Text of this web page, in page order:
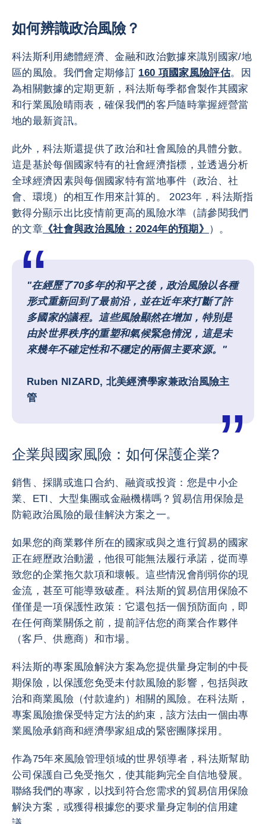
如何辨識政治風險？
科法斯利用總體經濟、金融和政治數據來識別國家/地
區的風險。我們會定期修訂 160 項國家風險評估。因
為相關數據的定期更新，科法斯每季都會製作其國家
和行業風險晴雨表，確保我們的客戶隨時掌握經營當
地的最新資訊。
此外，科法斯還提供了政治和社會風險的具體分數。
這是基於每個國家特有的社會經濟指標，並透過分析
全球經濟因素與每個國家特有當地事件（政治、社
會、環境）的相互作用來計算的。 2023年，科法斯指
數得分顯示出比疫情前更高的風險水準（請參閱我們
的文章 《社會與政治風險：2024年的預期》 ）。
"在經歷了70多年的和平之後，政治風險以各種
形式重新回到了最前沿，並在近年來打斷了許
多國家的議程。這些風險顯然在增加，特別是
由於世界秩序的重塑和氣候緊急情況，這是未
來幾年不確定性和不穩定的兩個主要來源。"
Ruben NIZARD, 北美經濟學家兼政治風險主
管
企業與國家風險：如何保護企業?
銷售、採購或進口合約、融資或投資：您是中小企
業、ETI、大型集團或金融機構嗎？貿易信用保險是
防範政治風險的最佳解決方案之一。
如果您的商業夥伴所在的國家或與之進行貿易的國家
正在經歷政治動盪，他很可能無法履行承諾，從而導
致您的企業拖欠款項和壞帳。這些情況會削弱你的現
金流，甚至可能導致破產。科法斯的貿易信用保險不
僅僅是一項保護性政策：它還包括一個預防面向，即
在任何商業關係之前，提前評估您的商業合作夥伴
（客戶、供應商）和市場。
科法斯的專案風險解決方案為您提供量身定制的中長
期保險，以保護您免受未付款風險的影響，包括與政
治和商業風險（付款違約）相關的風險。在科法斯，
專案風險擔保受特定方法的約束，該方法由一個由專
業風險承銷商和經濟學家組成的緊密團隊採用。
作為75年來風險管理領域的世界領導者，科法斯幫助
公司保護自己免受拖欠，使其能夠完全自信地發展。
聯絡我們的專家，以找到符合您需求的貿易信用保險
解決方案，或獲得根據您的要求量身定制的信用建